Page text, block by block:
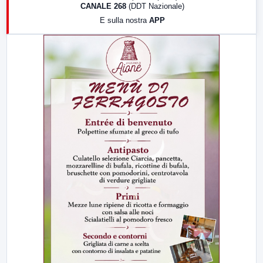
CANALE 268 (DDT Nazionale)
E sulla nostra APP